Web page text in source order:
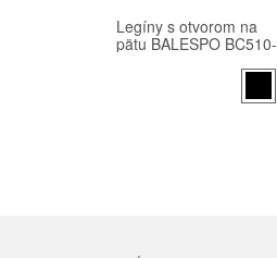
Legíny s otvorom na
pätu BALESPO BC510-